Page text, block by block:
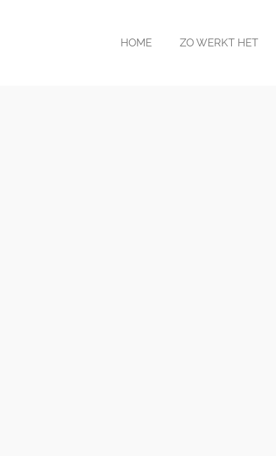
HOME ZO WERKT HET